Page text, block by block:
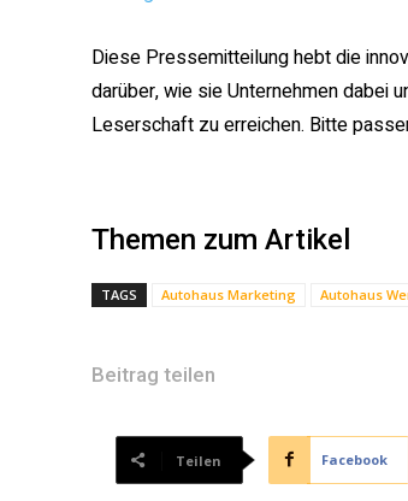
Diese Pressemitteilung hebt die
darüber, wie sie Unternehmen dabei
Leserschaft zu erreichen. Bitte
Themen zum Artikel
TAGS Autohaus Marketing Autohaus
Beitrag teilen
Teilen Facebook